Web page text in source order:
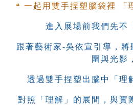
❝ 一起用雙手捏塑腦袋裡 「
進入展場前我們先不
跟著藝術家-吳依宣引導，
圍與光影，
透過雙手捏塑出腦中「理
對照「理解」的展間，與實